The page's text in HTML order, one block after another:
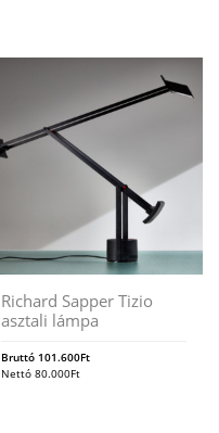
Richard Sapper Tizio
asztali lámpa
Bruttó 101.600Ft
Nettó80.000Ft